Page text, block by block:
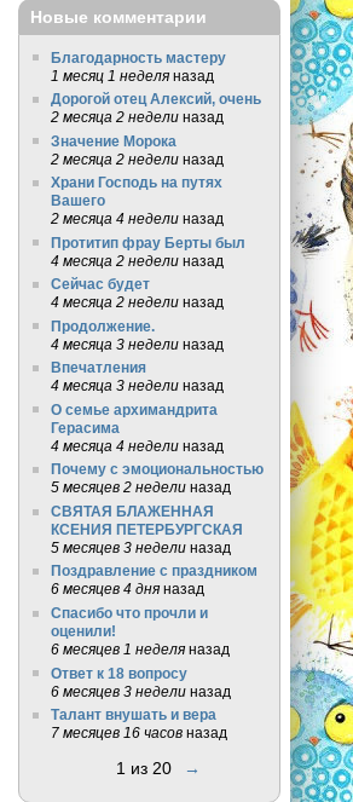
Новые комментарии
Благодарность мастеру
1 месяц 1 неделяназад
Дорогой отец Алексий, очень
2 месяца 2 неделиназад
Значение Морока
2 месяца 2 неделиназад
Храни Господь на путях
Вашего
2 месяца 4 неделиназад
Протитип фрау Берты был
4 месяца 2 неделиназад
Сейчас будет
4 месяца 2 неделиназад
Продолжение.
4 месяца 3 неделиназад
Впечатления
4 месяца 3 неделиназад
О семье архимандрита
Герасима
4 месяца 4 неделиназад
Почему с эмоциональностью
5 месяцев 2 неделиназад
СВЯТАЯ БЛАЖЕННАЯ
КСЕНИЯ ПЕТЕРБУРГСКАЯ
5 месяцев 3 неделиназад
Поздравление с праздником
6 месяцев 4 дняназад
Спасибо что прочли и
оценили!
6 месяцев 1 неделяназад
Ответ к 18 вопросу
6 месяцев 3 неделиназад
Талант внушать и вера
7 месяцев 16 часовназад
1 из 20 →